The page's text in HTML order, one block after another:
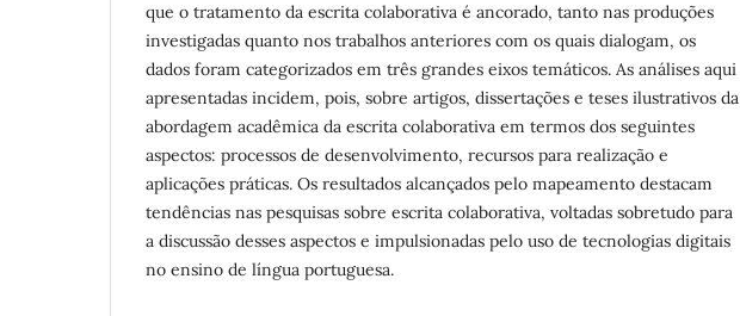
que o tratamento da escrita colaborativa é ancorado, tanto nas produções
investigadas quanto nos trabalhos anteriores com os quais dialogam, os
dados foram categorizados em três grandes eixos temáticos. As análises aqui
apresentadas incidem, pois, sobre artigos, dissertações e teses ilustrativos da
abordagem acadêmica da escrita colaborativa em termos dos seguintes
aspectos: processos de desenvolvimento, recursos para realização e
aplicações práticas. Os resultados alcançados pelo mapeamento destacam
tendências nas pesquisas sobre escrita colaborativa, voltadas sobretudo para
a discussão desses aspectos e impulsionadas pelo uso de tecnologias digitais
no ensino de língua portuguesa.